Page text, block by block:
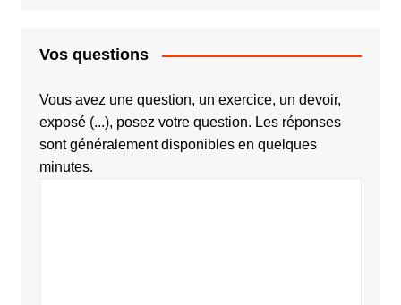
Vos questions
Vous avez une question, un exercice, un devoir,
exposé (...), posez votre question. Les réponses
sont généralement disponibles en quelques
minutes.